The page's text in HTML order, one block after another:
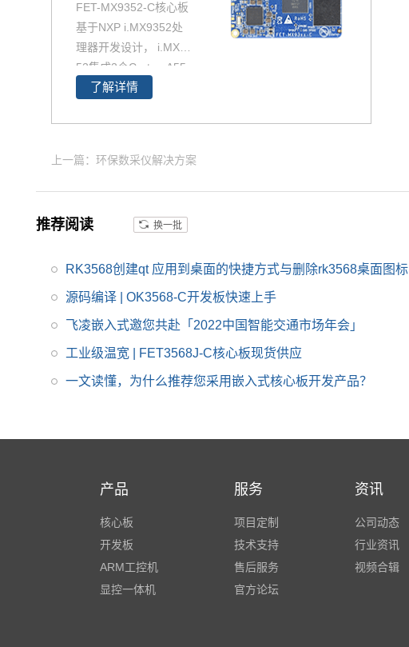
FET-MX9352-C核心板
基于NXP i.MX9352处
理器开发设计， i.MX93
52集成2个Cortex-A55
核和1个Cortex-M33实
原生支持8路UART、2
N)、2路USB 2.0、2路
经市场验证的 i.MX 6和
级，集成NPU 可加速边
9352核心板体积小巧，
便于嵌入到您的产品
中。
了解详情
上一篇：环保数采仪解决方案
推荐阅读 换一批
RK3568创建qt 应用到桌面的快捷方式与删除rk3568桌面图标
源码编译 | OK3568-C开发板快速上手
飞凌嵌入式邀您共赴「2022中国智能交通市场年会」
工业级温宽 | FET3568J-C核心板现货供应
一文读懂，为什么推荐您采用嵌入式核心板开发产品？
产品
核心板
开发板
ARM工控机
显控一体机
服务
项目定制
技术支持
售后服务
官方论坛
资讯
公司动态
行业资讯
视频合辑